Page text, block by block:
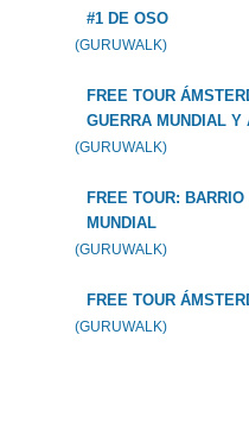
#1 DE OSO
(GURUWALK)
FREE TOUR
GUERRA MUNDIAL Y
(GURUWALK)
FREE TOUR:
MUNDIAL
(GURUWALK)
FREE TOUR
(GURUWALK)